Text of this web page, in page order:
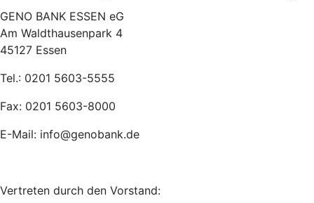
GENO BANK ESSEN eG
Am Waldthausenpark 4
45127 Essen
Tel.: 0201 5603-5555
Fax: 0201 5603-8000
E-Mail: info@genobank.de
Vertreten durch den Vorstand: